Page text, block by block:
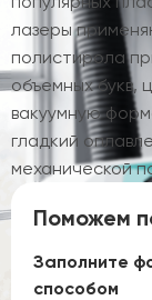
лазеры
полистирола
объемных букв,
вакуумную
гладкий
механической
Поможем
Заполните
способом